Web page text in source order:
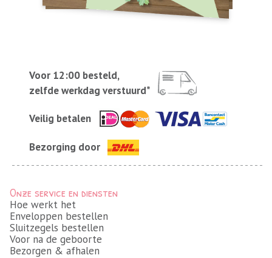
Voor 12:00 besteld,
zelfde werkdag verstuurd*
Veilig betalen
Bezorging door
Onze service en diensten
Hoe werkt het
Enveloppen bestellen
Sluitzegels bestellen
Voor na de geboorte
Bezorgen & afhalen